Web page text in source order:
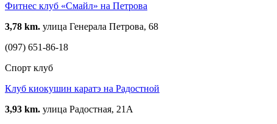
Фитнес клуб «Смайл» на Петрова
3,78 km. улица Генерала Петрова, 68
(097) 651-86-18
Спорт клуб
Клуб киокушин каратэ на Радостной
3,93 km. улица Радостная, 21А